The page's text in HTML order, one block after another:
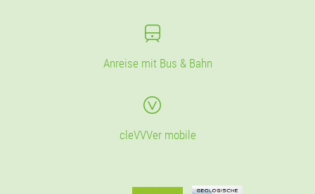
Anreise mit Bus & Bahn
cleVVVer mobile